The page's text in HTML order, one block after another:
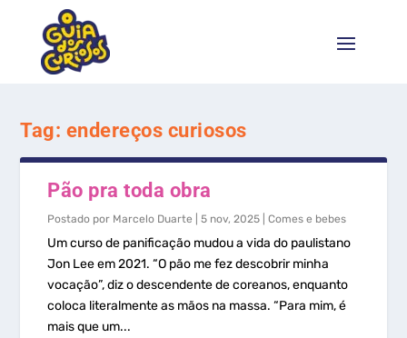
Tag: endereços curiosos
Pão pra toda obra
Postado por Marcelo Duarte |5 nov, 2025 |Comes e bebes
Um curso de panificação mudou a vida do paulistano
Jon Lee em 2021. “O pão me fez descobrir minha
vocação”, diz o descendente de coreanos, enquanto
coloca literalmente as mãos na massa. “Para mim, é
mais que um...